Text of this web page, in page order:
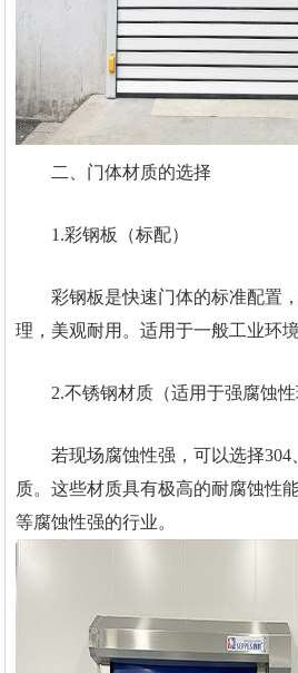
二、门体材质的选择
1.彩钢板（标配）
彩钢板是快速门体的标准配置，
理，美观耐用。适用于一般工业环
2.不锈钢材质（适用于强腐蚀性
若现场腐蚀性强，可以选择304
质。这些材质具有极高的耐腐蚀性
等腐蚀性强的行业。